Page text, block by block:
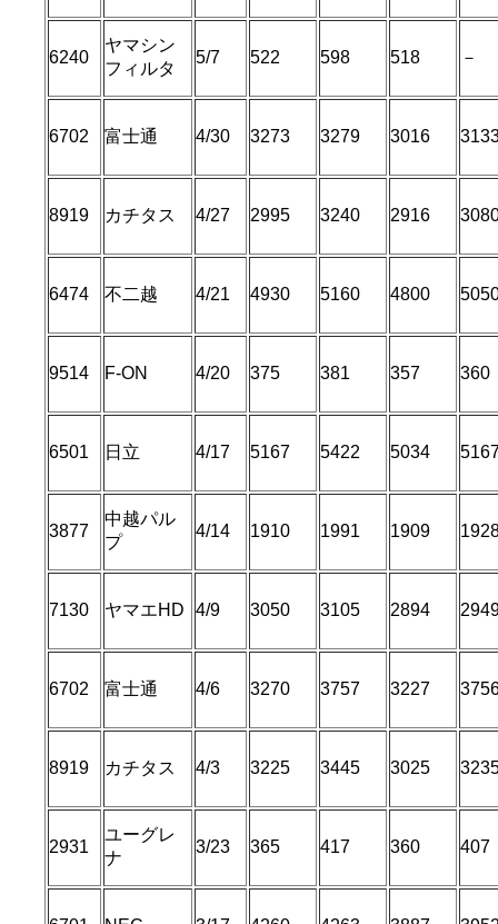
6240
ヤマシン
フィルタ
5/7 522 598 518 －
6702 富士通 4/30 3273 3279 3016
8919 カチタス 4/27 2995 3240 2916
6474 不二越 4/21 4930 5160 4800
9514 F-ON 4/20 375 381 357 360
6501 日立 4/17 5167 5422 5034
3877
中越パル
プ
4/14 1910 1991 1909
7130 ヤマエHD 4/9 3050 3105 2894
6702 富士通 4/6 3270 3757 3227
8919 カチタス 4/3 3225 3445 3025
2931
ユーグレ
ナ
3/23 365 417 360 407